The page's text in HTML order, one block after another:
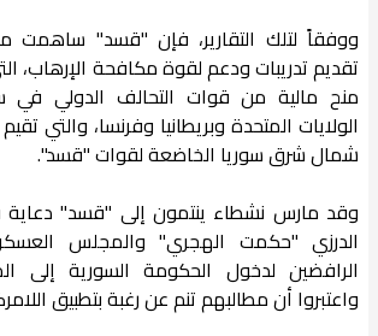
تقديم تدريبات ودعم لقوة مكافحة الإرهاب،
منح مالية من قوات التحالف الدولي في
الولايات المتحدة وبريطانيا وفرنسا، والتي
شمال شرق سوريا الخاضعة لقوات "قسد".
وقد مارس نشطاء ينتمون إلى "قسد" دعاية
الدرزي "حكمت الهجري" والمجلس
الرافضين لدخول الحكومة السورية إلى
واعتبروا أن مطالبهم تنم عن رغبة بتطبيق